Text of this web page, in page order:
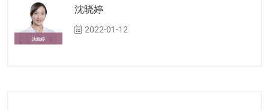
沈晓婷
2022-01-12